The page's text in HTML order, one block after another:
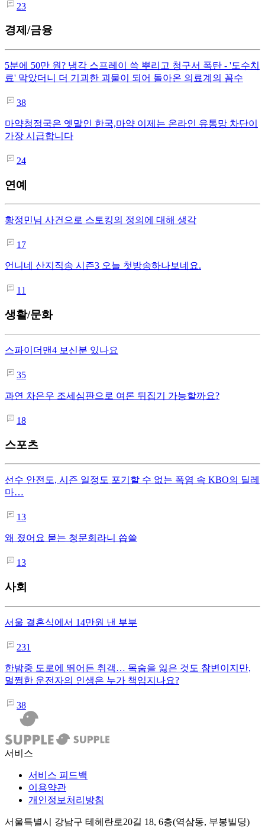
23
경제/금융
5분에 50만 원? 냉각 스프레이 쓱 뿌리고 청구서 폭탄 - '도수치
료' 막았더니 더 기괴한 괴물이 되어 돌아온 의료계의 꼼수
38
마약청정국은 옛말인 한국,마약 이제는 온라인 유통망 차단이
가장 시급합니다
24
연예
황정민님 사건으로 스토킹의 정의에 대해 생각
17
언니네 산지직송 시즌3 오늘 첫방송하나보네요.
11
생활/문화
스파이더맨4 보신분 있나요
35
과연 차은우 조세심판으로 여론 뒤집기 가능할까요?
18
스포츠
선수 안전도, 시즌 일정도 포기할 수 없는 폭염 속 KBO의 딜레
마…
13
왜 졌어요 묻는 청문회라니 씁쓸
13
사회
서울 결혼식에서 14만원 낸 부부
231
한밤중 도로에 뛰어든 취객… 목숨을 잃은 것도 참변이지만,
멀쩡한 운전자의 인생은 누가 책임지나요?
38
서비스
서비스 피드백
이용약관
개인정보처리방침
서울특별시 강남구 테헤란로20길 18, 6층(역삼동, 부봉빌딩)